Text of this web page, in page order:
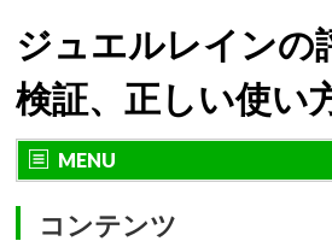
ジュエルレインの
検証、正しい使い
MENU
コンテンツ